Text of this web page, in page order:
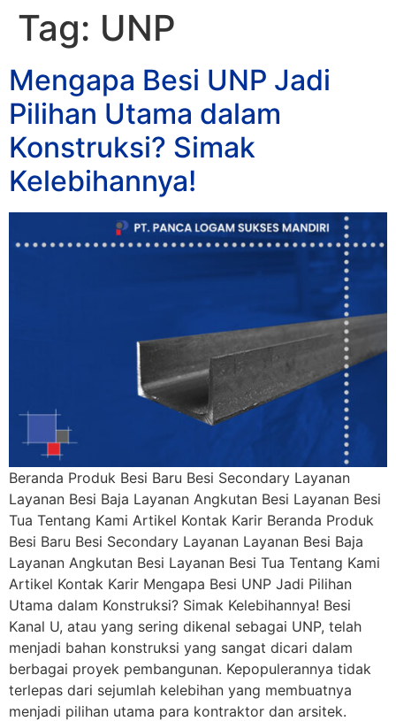
Tag: UNP
Mengapa Besi UNP Jadi
Pilihan Utama dalam
Konstruksi? Simak
Kelebihannya!
Beranda Produk Besi Baru Besi Secondary Layanan
Layanan Besi Baja Layanan Angkutan Besi Layanan Besi
Tua Tentang Kami Artikel Kontak Karir Beranda Produk
Besi Baru Besi Secondary Layanan Layanan Besi Baja
Layanan Angkutan Besi Layanan Besi Tua Tentang Kami
Artikel Kontak Karir Mengapa Besi UNP Jadi Pilihan
Utama dalam Konstruksi? Simak Kelebihannya! Besi
Kanal U, atau yang sering dikenal sebagai UNP, telah
menjadi bahan konstruksi yang sangat dicari dalam
berbagai proyek pembangunan. Kepopulerannya tidak
terlepas dari sejumlah kelebihan yang membuatnya
menjadi pilihan utama para kontraktor dan arsitek.